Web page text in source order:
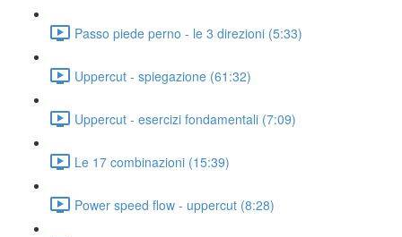
Passo piede perno - le 3 direzioni (5:33)
Uppercut - spiegazione (61:32)
Uppercut - esercizi fondamentali (7:09)
Le 17 combinazioni (15:39)
Power speed flow - uppercut (8:28)